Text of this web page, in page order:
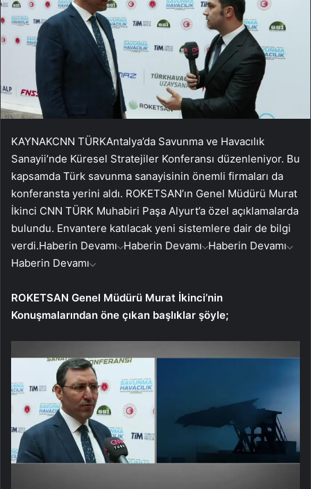
KAYNAKCNN TÜRKAntalya’da Savunma ve Havacılık
Sanayii’nde Küresel Stratejiler Konferansı düzenleniyor. Bu
kapsamda Türk savunma sanayisinin önemli firmaları da
konferansta yerini aldı. ROKETSAN’ın Genel Müdürü Murat
İkinci CNN TÜRK Muhabiri Paşa Alyurt’a özel açıklamalarda
bulundu. Envantere katılacak yeni sistemlere dair de bilgi
verdi.Haberin Devamı Haberin Devamı Haberin Devamı
Haberin Devamı
ROKETSAN Genel Müdürü Murat İkinci’nin
Konuşmalarından öne çıkan başlıklar şöyle;